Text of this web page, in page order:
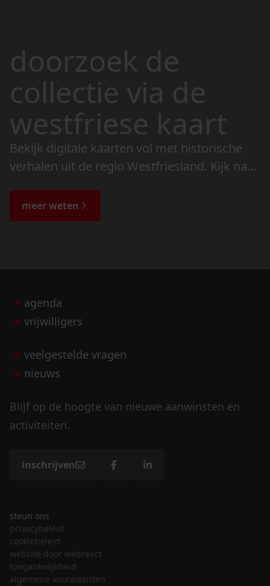
doorzoek de
collectie via de
westfriese kaart
Bekijk digitale kaarten vol met historische
verhalen uit de regio Westfriesland. Kijk naar
de bijzondere verhalen.
meer weten
agenda
vrijwilligers
veelgestelde vragen
nieuws
Blijf op de hoogte van nieuwe aanwinsten en
activiteiten.
inschrijven
steun ons
privacybeleid
cookiebeleid
website door webreact
toegankelijkheid
algemene voorwaarden